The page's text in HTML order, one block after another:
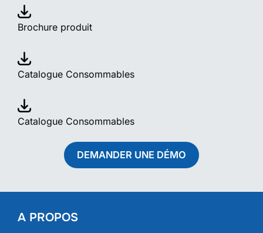
Brochure produit
Catalogue Consommables
Catalogue Consommables
DEMANDER UNE DÉMO
A PROPOS